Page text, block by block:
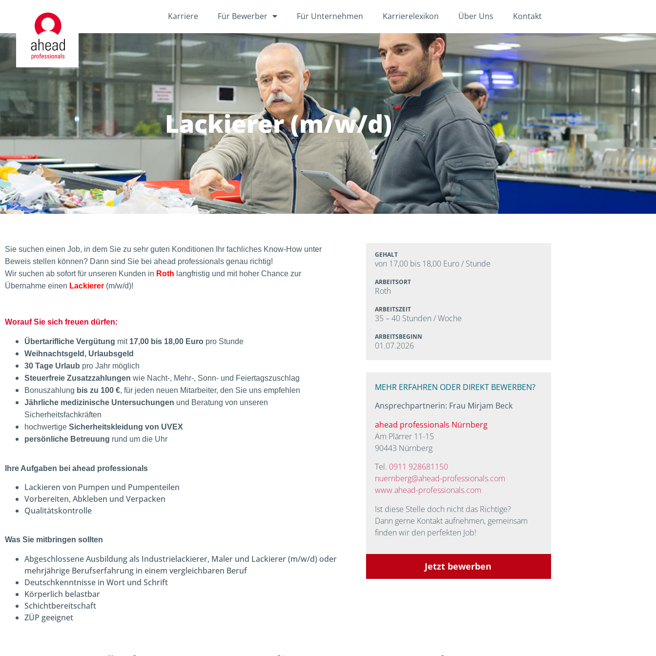
Karriere Für Bewerber Für Unternehmen Karrierelexikon Über Uns Kontakt
Lackierer (m/w/d)
Sie suchen einen Job, in dem Sie zu sehr guten Konditionen Ihr fachliches Know-How unter
Beweis stellen können? Dann sind Sie bei ahead professionals genau richtig!
Wir suchen ab sofort für unseren Kunden in Roth langfristig und mit hoher Chance zur
Übernahme einen Lackierer (m/w/d)!
Worauf Sie sich freuen dürfen:
Übertarifliche Vergütung mit 17,00 bis 18,00 Euro pro Stunde
Weihnachtsgeld, Urlaubsgeld
30 Tage Urlaub pro Jahr möglich
Steuerfreie Zusatzzahlungen wie Nacht-, Mehr-, Sonn- und Feiertagszuschlag
Bonuszahlung bis zu 100 €, für jeden neuen Mitarbeiter, den Sie uns empfehlen
Jährliche medizinische Untersuchungen und Beratung von unseren
Sicherheitsfachkräften
hochwertige Sicherheitskleidung von UVEX
persönliche Betreuung rund um die Uhr
Ihre Aufgaben bei ahead professionals
Lackieren von Pumpen und Pumpenteilen
Vorbereiten, Abkleben und Verpacken
Qualitätskontrolle
Was Sie mitbringen sollten
Abgeschlossene Ausbildung als Industrielackierer, Maler und Lackierer (m/w/d) oder
mehrjährige Berufserfahrung in einem vergleichbaren Beruf
Deutschkenntnisse in Wort und Schrift
Körperlich belastbar
Schichtbereitschaft
ZÜP geeignet
GEHALT
von 17,00 bis 18,00 Euro / Stunde
ARBEITSORT
Roth
ARBEITSZEIT
35 – 40 Stunden / Woche
ARBEITSBEGINN
01.07.2026
MEHR ERFAHREN ODER DIREKT BEWERBEN?
Ansprechpartnerin: Frau Mirjam Beck
ahead professionals Nürnberg
Am Plärrer 11-15
90443 Nürnberg
Tel. 0911 928681150
nuernberg@ahead-professionals.com
www.ahead-professionals.com
Ist diese Stelle doch nicht das Richtige?
Dann gerne Kontakt aufnehmen, gemeinsam
finden wir den perfekten Job!
Jetzt bewerben